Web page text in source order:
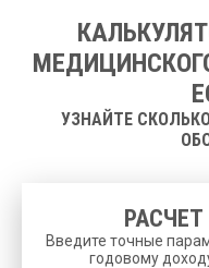
УЗНАЙТЕ
Введите точные
годовому